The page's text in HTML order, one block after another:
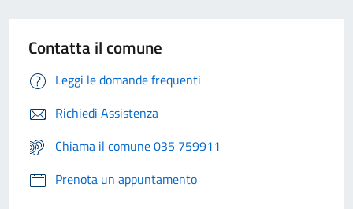
Contatta il comune
Leggi le domande frequenti
Richiedi Assistenza
Chiama il comune 035 759911
Prenota un appuntamento